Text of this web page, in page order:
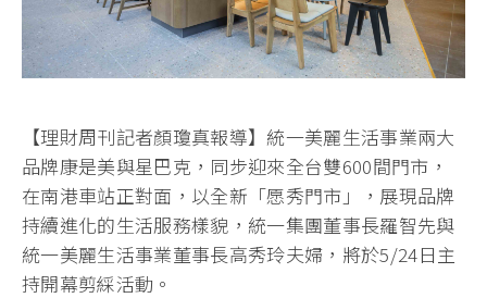
【理財周刊記者顏瓊真報導】統一美麗生活事業兩大
品牌康是美與星巴克，同步迎來全台雙600間門市，
在南港車站正對面，以全新「愿秀門市」，展現品牌
持續進化的生活服務樣貌，統一集團董事長羅智先與
統一美麗生活事業董事長高秀玲夫婦，將於5/24日主
持開幕剪綵活動。